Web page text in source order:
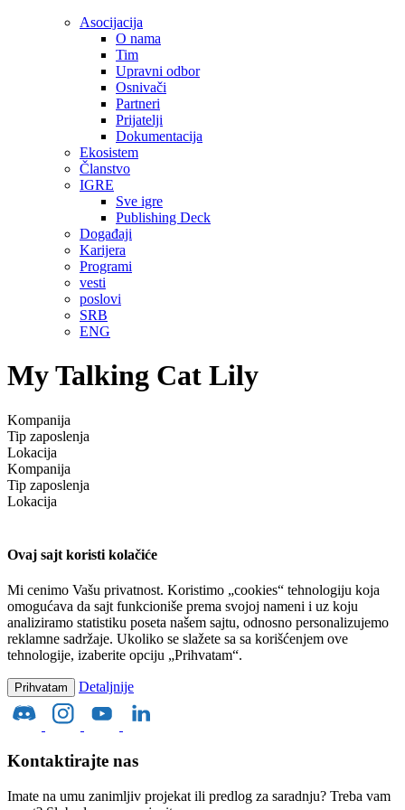
Asocijacija
O nama
Tim
Upravni odbor
Osnivači
Partneri
Prijatelji
Dokumentacija
Ekosistem
Članstvo
IGRE
Sve igre
Publishing Deck
Događaji
Karijera
Programi
vesti
poslovi
SRB
ENG
My Talking Cat Lily
Kompanija
Tip zaposlenja
Lokacija
Kompanija
Tip zaposlenja
Lokacija
Ovaj sajt koristi kolačiće
Mi cenimo Vašu privatnost. Koristimo „cookies“ tehnologiju koja
omogućava da sajt funkcioniše prema svojoj nameni i uz koju
analiziramo statistiku poseta našem sajtu, odnosno personalizujemo
reklamne sadržaje. Ukoliko se slažete sa sa korišćenjem ove
tehnologije, izaberite opciju „Prihvatam“.
Prihvatam Detaljnije
Kontaktirajte nas
Imate na umu zanimljiv projekat ili predlog za saradnju? Treba vam